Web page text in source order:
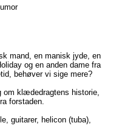
mand, en manisk jyde, en
og en anden dame fra
behøver vi sige mere?
om klædedragtens historie,
forstaden.
guitarer, helicon (tuba),